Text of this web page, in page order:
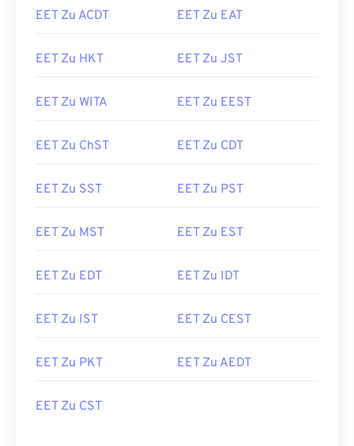
EET Zu ACDT EET Zu EAT
EET Zu HKT EET Zu JST
EET Zu WITA EET Zu EEST
EET Zu ChST EET Zu CDT
EET Zu SST EET Zu PST
EET Zu MST EET Zu EST
EET Zu EDT EET Zu IDT
EET Zu IST EET Zu CEST
EET Zu PKT EET Zu AEDT
EET Zu CST